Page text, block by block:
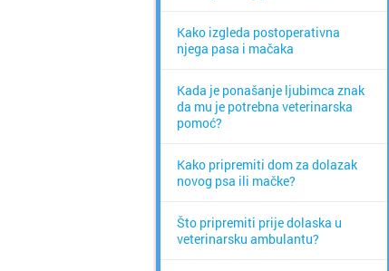
Kako izgleda postoperativna
njega pasa i mačaka
Kada je ponašanje ljubimca znak
da mu je potrebna veterinarska
pomoć?
Kako pripremiti dom za dolazak
novog psa ili mačke?
Što pripremiti prije dolaska u
veterinarsku ambulantu?